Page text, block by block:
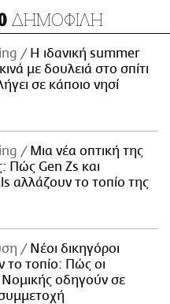
ΔΗΜΟΦΙΛΗ
Η ιδανική summer
με δουλειά στο σπίτι
σε κάποιο νησί
Μια νέα οπτική της
Πώς Gen Zs και
αλλάζουν το τοπίο της
Νέοι δικηγόροι
το τοπίο: Πώς οι
οδηγούν σε